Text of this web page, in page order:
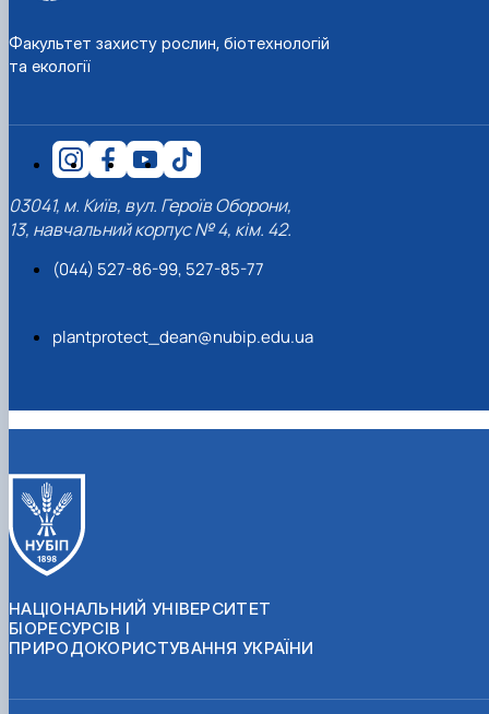
Факультет захисту рослин, біотехнологій
та екології
03041, м. Київ, вул. Героїв Оборони,
13, навчальний корпус № 4, кім. 42.
(044) 527-86-99, 527-85-77
plantprotect_dean@nubip.edu.ua
НАЦІОНАЛЬНИЙ УНІВЕРСИТЕТ
БІОРЕСУРСІВ І
ПРИРОДОКОРИСТУВАННЯ УКРАЇНИ